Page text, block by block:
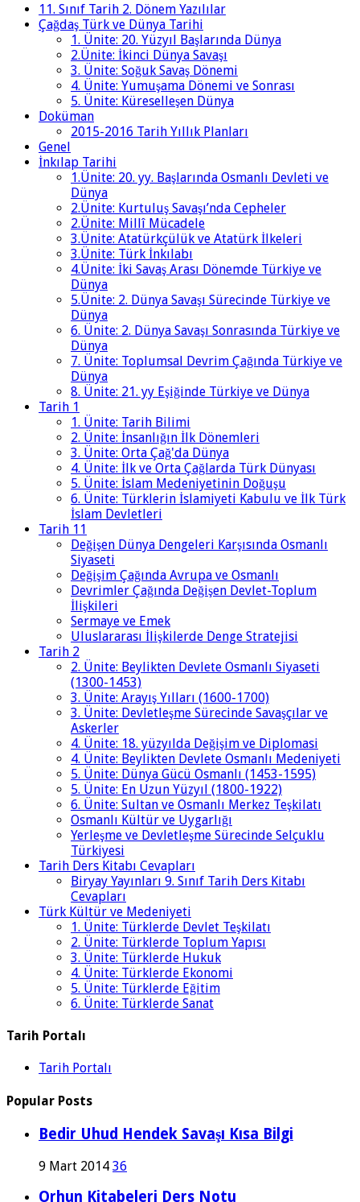
11. Sınıf Tarih 2. Dönem Yazılılar
Çağdaş Türk ve Dünya Tarihi
1. Ünite: 20. Yüzyıl Başlarında Dünya
2.Ünite: İkinci Dünya Savaşı
3. Ünite: Soğuk Savaş Dönemi
4. Ünite: Yumuşama Dönemi ve Sonrası
5. Ünite: Küreselleşen Dünya
Doküman
2015-2016 Tarih Yıllık Planları
Genel
İnkılap Tarihi
1.Ünite: 20. yy. Başlarında Osmanlı Devleti ve
Dünya
2.Ünite: Kurtuluş Savaşı’nda Cepheler
2.Ünite: Millî Mücadele
3.Ünite: Atatürkçülük ve Atatürk İlkeleri
3.Ünite: Türk İnkılabı
4.Ünite: İki Savaş Arası Dönemde Türkiye ve
Dünya
5.Ünite: 2. Dünya Savaşı Sürecinde Türkiye ve
Dünya
6. Ünite: 2. Dünya Savaşı Sonrasında Türkiye ve
Dünya
7. Ünite: Toplumsal Devrim Çağında Türkiye ve
Dünya
8. Ünite: 21. yy Eşiğinde Türkiye ve Dünya
Tarih 1
1. Ünite: Tarih Bilimi
2. Ünite: İnsanlığın İlk Dönemleri
3. Ünite: Orta Çağ'da Dünya
4. Ünite: İlk ve Orta Çağlarda Türk Dünyası
5. Ünite: İslam Medeniyetinin Doğuşu
6. Ünite: Türklerin İslamiyeti Kabulu ve İlk Türk
İslam Devletleri
Tarih 11
Değişen Dünya Dengeleri Karşısında Osmanlı
Siyaseti
Değişim Çağında Avrupa ve Osmanlı
Devrimler Çağında Değişen Devlet-Toplum
İlişkileri
Sermaye ve Emek
Uluslararası İlişkilerde Denge Stratejisi
Tarih 2
2. Ünite: Beylikten Devlete Osmanlı Siyaseti
(1300-1453)
3. Ünite: Arayış Yılları (1600-1700)
3. Ünite: Devletleşme Sürecinde Savaşçılar ve
Askerler
4. Ünite: 18. yüzyılda Değişim ve Diplomasi
4. Ünite: Beylikten Devlete Osmanlı Medeniyeti
5. Ünite: Dünya Gücü Osmanlı (1453-1595)
5. Ünite: En Uzun Yüzyıl (1800-1922)
6. Ünite: Sultan ve Osmanlı Merkez Teşkilatı
Osmanlı Kültür ve Uygarlığı
Yerleşme ve Devletleşme Sürecinde Selçuklu
Türkiyesi
Tarih Ders Kitabı Cevapları
Biryay Yayınları 9. Sınıf Tarih Ders Kitabı
Cevapları
Türk Kültür ve Medeniyeti
1. Ünite: Türklerde Devlet Teşkilatı
2. Ünite: Türklerde Toplum Yapısı
3. Ünite: Türklerde Hukuk
4. Ünite: Türklerde Ekonomi
5. Ünite: Türklerde Eğitim
6. Ünite: Türklerde Sanat
Tarih Portalı
Tarih Portalı
Popular Posts
Bedir Uhud Hendek Savaşı Kısa Bilgi
9 Mart 2014 36
Orhun Kitabeleri Ders Notu